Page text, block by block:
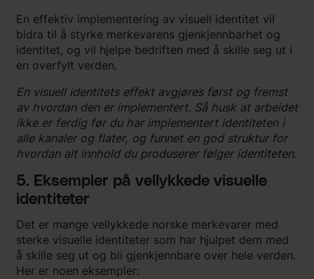
En effektiv implementering av visuell identitet vil
bidra til å styrke merkevarens gjenkjennbarhet og
identitet, og vil hjelpe bedriften med å skille seg ut i
en overfylt verden.
En visuell identitets effekt avgjøres først og fremst
av hvordan den er implementert. Så husk at arbeidet
ikke er ferdig før du har implementert identiteten i
alle kanaler og flater, og funnet en god struktur for
hvordan alt innhold du produserer følger identiteten.
5. Eksempler på vellykkede visuelle
identiteter
Det er mange vellykkede norske merkevarer med
sterke visuelle identiteter som har hjulpet dem med
å skille seg ut og bli gjenkjennbare over hele verden.
Her er noen eksempler: